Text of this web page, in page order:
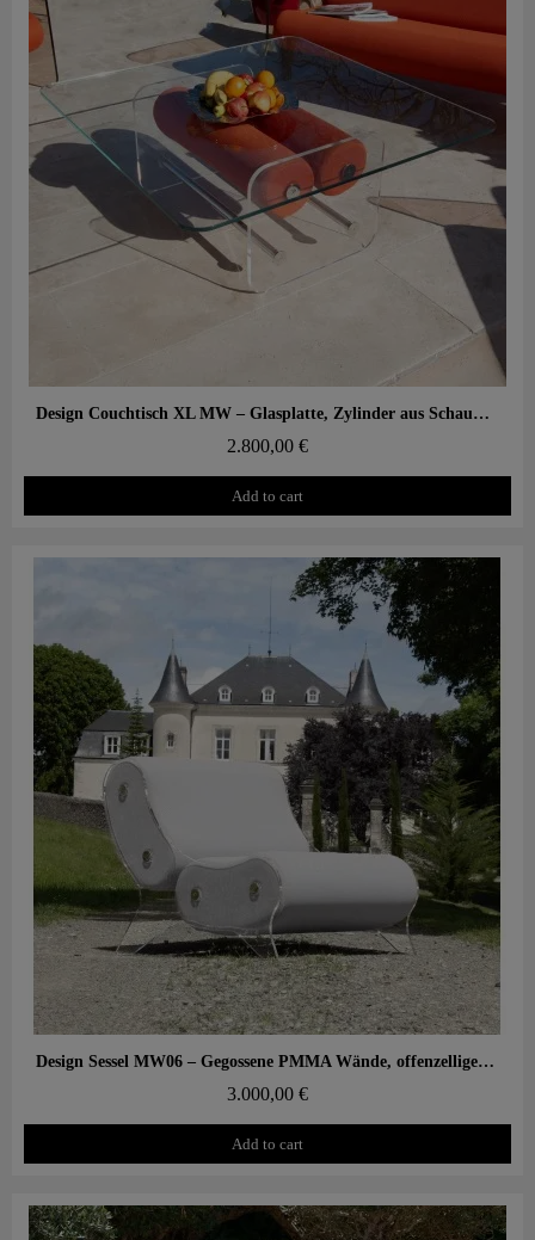
Aperçu rapide Design Couchtisch XL MW – Glasplatte, Zylinder aus Schaumstoff mit Wabenstruktur
2.800,00 €
Add to cart
Aperçu rapide Design Sessel MW06 – Gegossene PMMA Wände, offenzelliger Schaumstoffsitz
3.000,00 €
Add to cart